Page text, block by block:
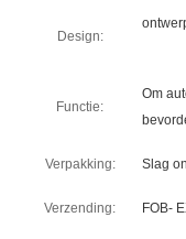
Design:
Functie:
Om
Verpakking: Slag
Verzending: FOB-